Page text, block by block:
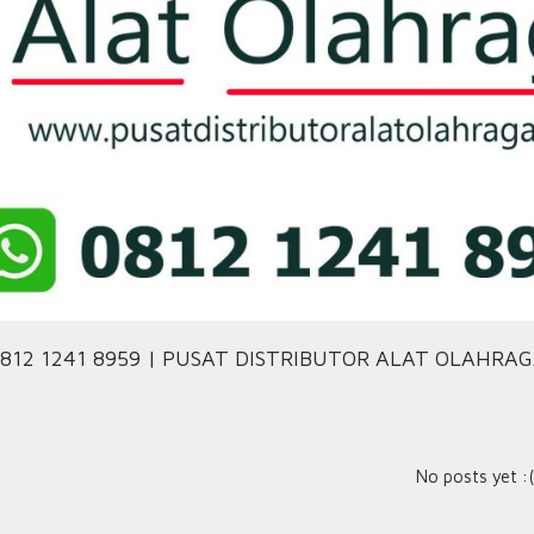
1241 8959 | PUSAT DISTRIBUTOR ALAT
No posts yet :(